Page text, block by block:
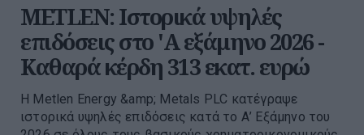
METLEN: Iστορικά υψηλές
επιδόσεις στο 'A εξάμηνο 2026 -
Kαθαρά κέρδη 313 εκατ. ευρώ
Η Metlen Energy &amp; Metals PLC κατέγραψε
ιστορικά υψηλές επιδόσεις κατά το Α’ Εξάμηνο του